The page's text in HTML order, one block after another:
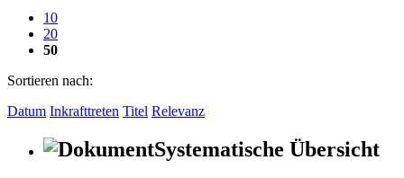
10
20
50
Sortieren nach:
Datum Inkrafttreten Titel Relevanz
Systematische Übersicht